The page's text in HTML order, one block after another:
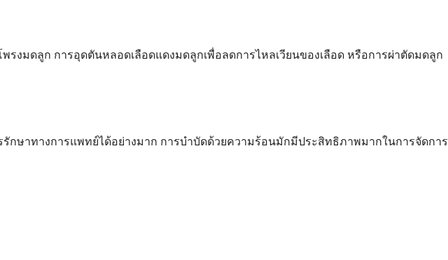
งมดลูก การอุดตันหลอดเลือดแดงมดลูกเพื่อลดการไหลเวียนของเลือด หรือการผ่าตัดมดลูก
าทางการแพทย์ได้อย่างมาก การบำบัดด้วยความร้อนมักมีประสิทธิภาพมากในการจัดการ